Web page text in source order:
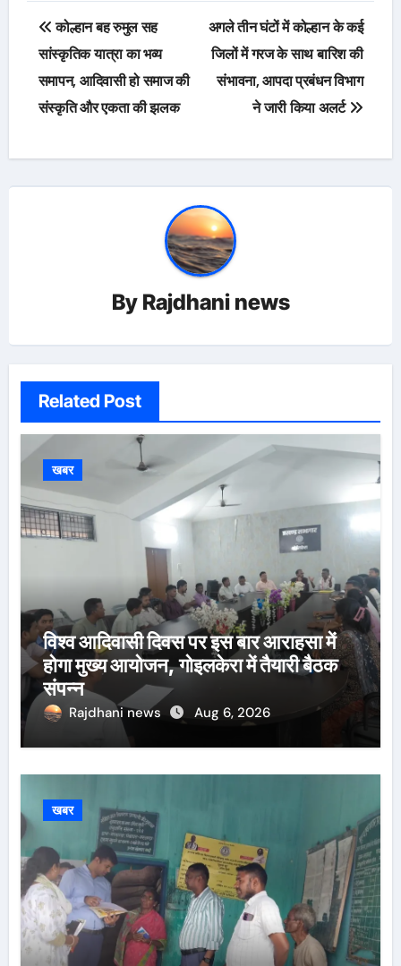
Post
navigation
कोल्हान बह रुमुल सह
सांस्कृतिक यात्रा का भव्य
समापन, आदिवासी हो समाज की
संस्कृति और एकता की झलक
अगले तीन घंटों में कोल्हान के कई
जिलों में गरज के साथ बारिश की
संभावना, आपदा प्रबंधन विभाग
ने जारी किया अलर्ट
By Rajdhani news
Related Post
खबर
विश्व आदिवासी दिवस पर इस बार आराहसा में
होगा मुख्य आयोजन, गोइलकेरा में तैयारी बैठक
संपन्न
Rajdhani news Aug 6, 2026
खबर